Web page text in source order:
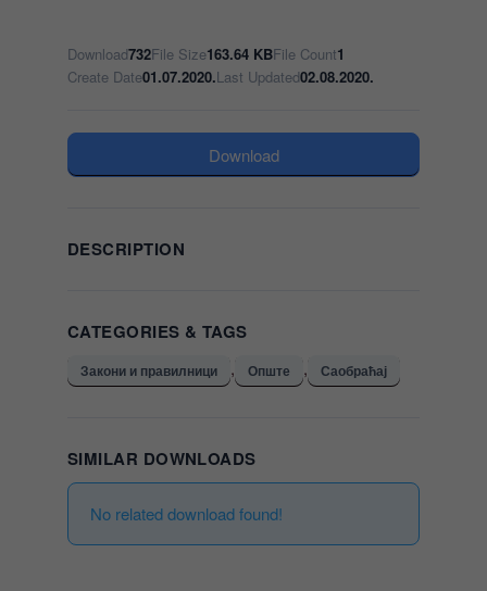
Download732File Size163.64 KBFile Count1
Create Date01.07.2020.Last Updated02.08.2020.
Download
DESCRIPTION
CATEGORIES & TAGS
Закони и правилници , Опште , Саобраћај
SIMILAR DOWNLOADS
No related download found!